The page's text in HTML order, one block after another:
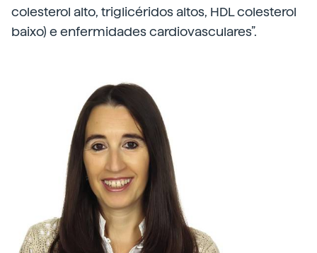
colesterol alto, triglicéridos altos, HDL colesterol
baixo) e enfermidades cardiovasculares”.